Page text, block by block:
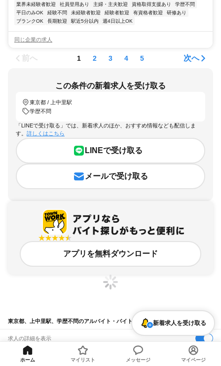
業界未経験者歓迎 社員登用あり 主婦・主夫歓迎 資格取得支援あり
学歴不問
平日のみOK
経験不問 未経験者歓迎 経験者歓迎 有資格者歓迎
研修あり
ブランクOK
長期歓迎 駅近5分以内 週4日以上OK
同じ企業の求人
前へ 1 2 3 4 5 次へ
この条件の新着求人を受け取る
東京都 / 上中里駅
学歴不問
「LINEで受け取る」では、新着求人のほか、おすすめ情報なども配信しま
す。 詳しくはこちら
LINEで受け取る
メールで受け取る
アプリを無料ダウンロード
東京都、上中里駅、学歴不問のアルバイト・バイト求人情報
求人の詳細を表示
条件を追加・変更して検索
新着求人を受け取る
ホーム マイリスト メッセージ マイページ